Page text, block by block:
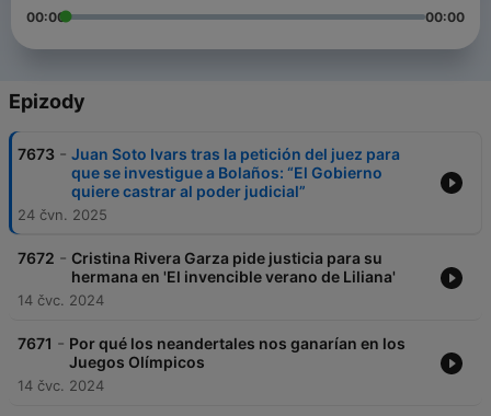
00:00 00:00
Epizody
7673 - Juan Soto Ivars tras la petición del juez para
que se investigue a Bolaños: “El Gobierno
quiere castrar al poder judicial”
24 čvn. 2025
7672 - Cristina Rivera Garza pide justicia para su
hermana en 'El invencible verano de Liliana'
14 čvc. 2024
7671 - Por qué los neandertales nos ganarían en los
Juegos Olímpicos
14 čvc. 2024